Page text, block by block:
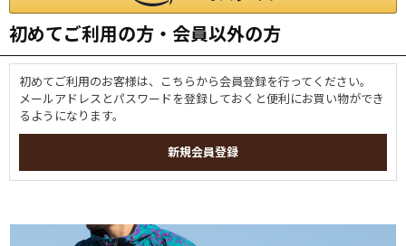
初めてご利用の方・会員以外の方
初めてご利用のお客様は、こちらから会員登録を行ってください。
メールアドレスとパスワードを登録しておくと便利にお買い物ができ
るようになります。